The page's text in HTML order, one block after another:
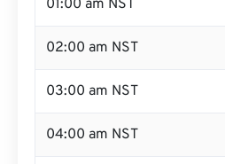
01:00 am NST
02:00 am NST
03:00 am NST
04:00 am NST